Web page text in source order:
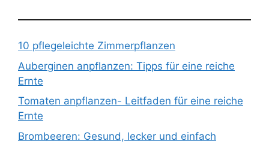
10 pflegeleichte Zimmerpflanzen
Auberginen anpflanzen: Tipps für eine reiche
Ernte
Tomaten anpflanzen- Leitfaden für eine reiche
Ernte
Brombeeren: Gesund, lecker und einfach